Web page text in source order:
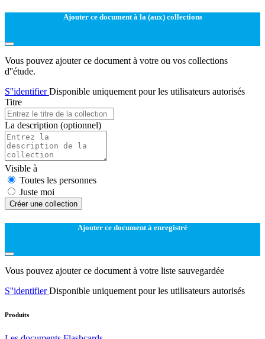
Ajouter ce document à la (aux) collections
Vous pouvez ajouter ce document à votre ou vos collections
d''étude.
S''identifierDisponible uniquement pour les utilisateurs autorisés
Titre
La description (optionnel)
Visible à
Toutes les personnes
Juste moi
Créer une collection
Ajouter ce document à enregistré
Vous pouvez ajouter ce document à votre liste sauvegardée
S''identifierDisponible uniquement pour les utilisateurs autorisés
Produits